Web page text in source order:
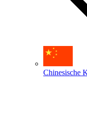
Chinesische